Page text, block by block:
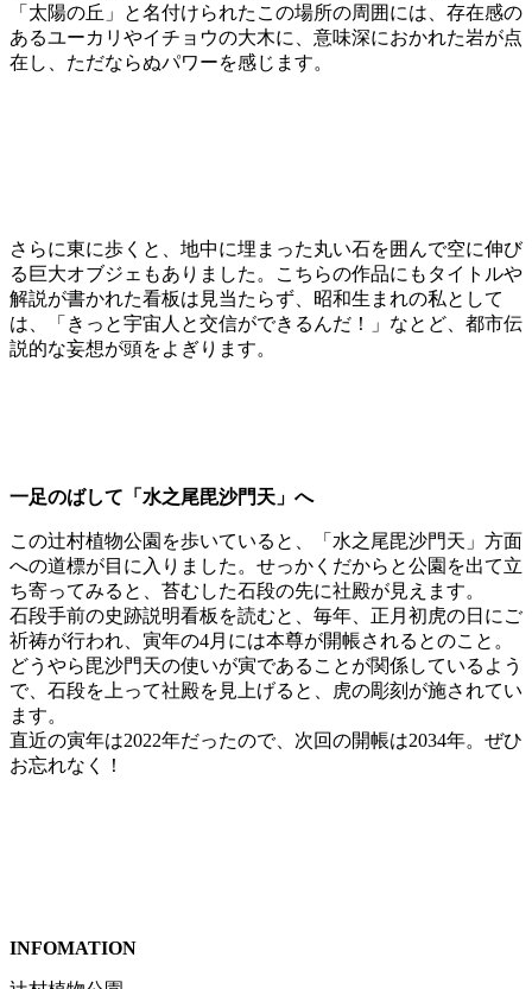
「太陽の丘」と名付けられたこの場所の周囲には、存在感の
あるユーカリやイチョウの大木に、意味深におかれた岩が点
在し、ただならぬパワーを感じます。
さらに東に歩くと、地中に埋まった丸い石を囲んで空に伸び
る巨大オブジェもありました。こちらの作品にもタイトルや
解説が書かれた看板は見当たらず、昭和生まれの私として
は、「きっと宇宙人と交信ができるんだ！」なとど、都市伝
説的な妄想が頭をよぎります。
一足のばして「水之尾毘沙門天」へ
この辻村植物公園を歩いていると、「水之尾毘沙門天」方面
への道標が目に入りました。せっかくだからと公園を出て立
ち寄ってみると、苔むした石段の先に社殿が見えます。
石段手前の史跡説明看板を読むと、毎年、正月初虎の日にご
祈祷が行われ、寅年の4月には本尊が開帳されるとのこと。
どうやら毘沙門天の使いが寅であることが関係しているよう
で、石段を上って社殿を見上げると、虎の彫刻が施されてい
ます。
直近の寅年は2022年だったので、次回の開帳は2034年。ぜひ
お忘れなく！
INFOMATION